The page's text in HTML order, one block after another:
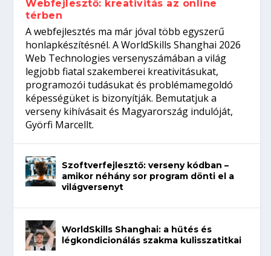
Webfejlesztő: kreativitás az online
térben
A webfejlesztés ma már jóval több egyszerű
honlapkészítésnél. A WorldSkills Shanghai 2026
Web Technologies versenyszámában a világ
legjobb fiatal szakemberei kreativitásukat,
programozói tudásukat és problémamegoldó
képességüket is bizonyítják. Bemutatjuk a
verseny kihívásait és Magyarország indulóját,
Györfi Marcellt.
Szoftverfejlesztő: verseny kódban –
amikor néhány sor program dönti el a
világversenyt
WorldSkills Shanghai: a hűtés és
légkondicionálás szakma kulisszatitkai